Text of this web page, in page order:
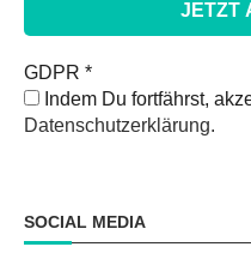
GDPR *
Indem Du fortfährst,
Datenschutzerklärung.
SOCIAL MEDIA